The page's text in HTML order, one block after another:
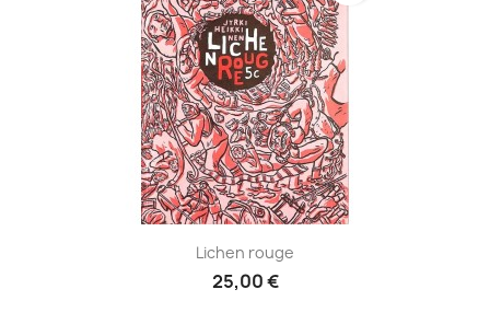
Lichen rouge
25,00 €